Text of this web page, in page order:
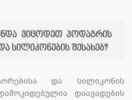
ვიცოდეთ პოდაგრის
სილიკონების შესახებ?
და სილიკონის
დაავადების